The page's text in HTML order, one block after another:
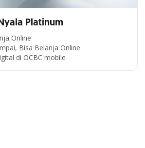
Platinum
Online
Bisa Belanja Online
di OCBC mobile
Banner Global